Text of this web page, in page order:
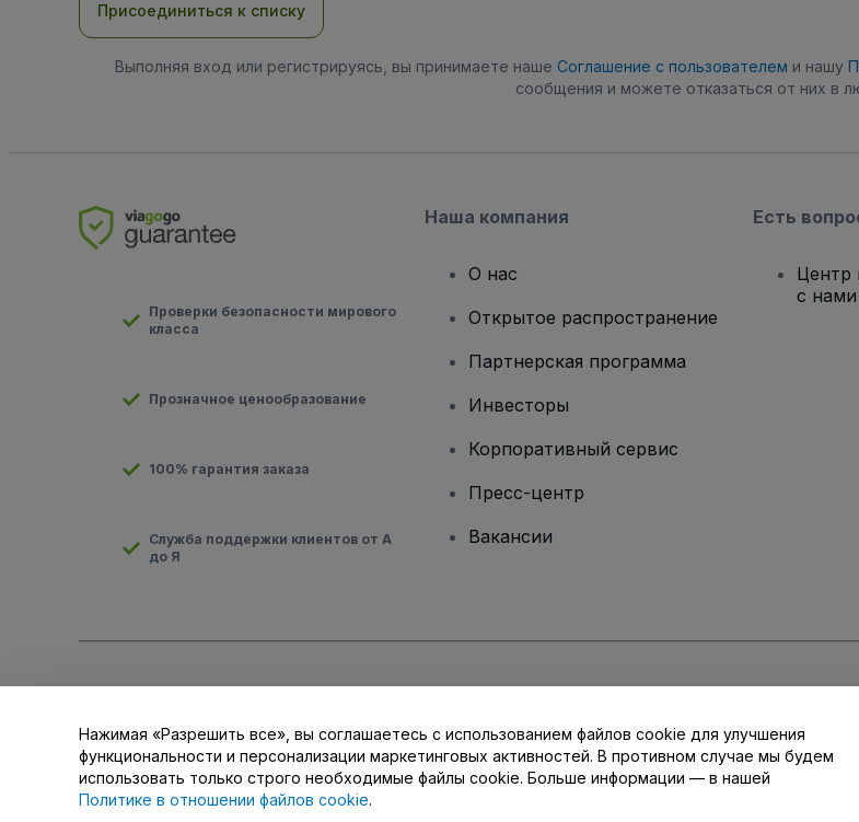
Присоединиться к списку
Выполняя вход или регистрируясь, вы принимаете наше Соглашение с пользователем и нашу
сообщения и можете отказаться от них в
Проверки безопасности мирового
класса
Прозначное ценообразование
100% гарантия заказа
Служба поддержки клиентов от А
до Я
Наша компания
О нас
Открытое распространение
Партнерская программа
Инвесторы
Корпоративный сервис
Пресс-центр
Вакансии
Есть
Центр
с нами
для мобильных устройств
Не передавайте мою личную информацию третьим лицам/Ваши настройки конфиденциальности
Нажимая «Разрешить все», вы соглашаетесь с использованием файлов cookie для улучшения
функциональности и персонализации маркетинговых активностей. В противном случае мы будем
использовать только строго необходимые файлы cookie. Больше информации — в нашей
Политике в отношении файлов cookie.